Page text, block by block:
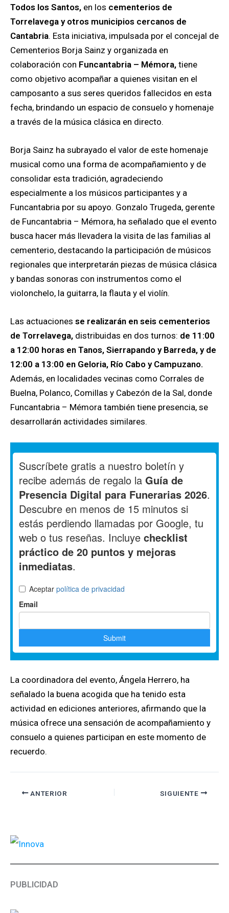
Todos los Santos, en los cementerios de
Torrelavega y otros municipios cercanos de
Cantabria. Esta iniciativa, impulsada por el concejal de
Cementerios Borja Sainz y organizada en
colaboración con Funcantabria – Mémora, tiene
como objetivo acompañar a quienes visitan en el
camposanto a sus seres queridos fallecidos en esta
fecha, brindando un espacio de consuelo y homenaje
a través de la música clásica en directo.
Borja Sainz ha subrayado el valor de este homenaje
musical como una forma de acompañamiento y de
consolidar esta tradición, agradeciendo
especialmente a los músicos participantes y a
Funcantabria por su apoyo. Gonzalo Trugeda, gerente
de Funcantabria – Mémora, ha señalado que el evento
busca hacer más llevadera la visita de las familias al
cementerio, destacando la participación de músicos
regionales que interpretarán piezas de música clásica
y bandas sonoras con instrumentos como el
violonchelo, la guitarra, la flauta y el violín.
Las actuaciones se realizarán en seis cementerios
de Torrelavega, distribuidas en dos turnos: de 11:00
a 12:00 horas en Tanos, Sierrapando y Barreda, y de
12:00 a 13:00 en Geloria, Río Cabo y Campuzano.
Además, en localidades vecinas como Corrales de
Buelna, Polanco, Comillas y Cabezón de la Sal, donde
Funcantabria – Mémora también tiene presencia, se
desarrollarán actividades similares.
La coordinadora del evento, Ángela Herrero, ha
señalado la buena acogida que ha tenido esta
actividad en ediciones anteriores, afirmando que la
música ofrece una sensación de acompañamiento y
consuelo a quienes participan en este momento de
recuerdo.
ANTERIOR SIGUIENTE
PUBLICIDAD